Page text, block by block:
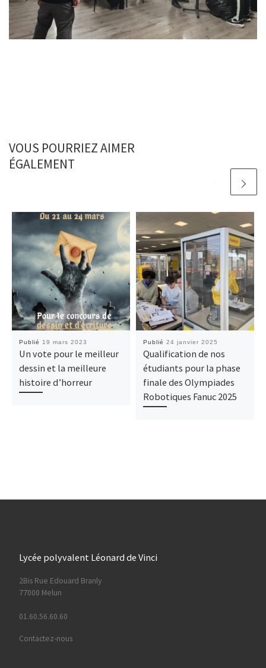
VOUS POURRIEZ AIMER
ÉGALEMENT
Publié 19 mars 2023
Un vote pour le meilleur
dessin et la meilleure
histoire d’horreur
Publié 24 janvier 2025
Qualification de nos
étudiants pour la phase
finale des Olympiades
Robotiques Fanuc 2025
Lycée polyvalent Léonard de Vinci
2Bis Rue Edouard Branly
77000 Melun
01.60.56.60.60
Contactez-nous